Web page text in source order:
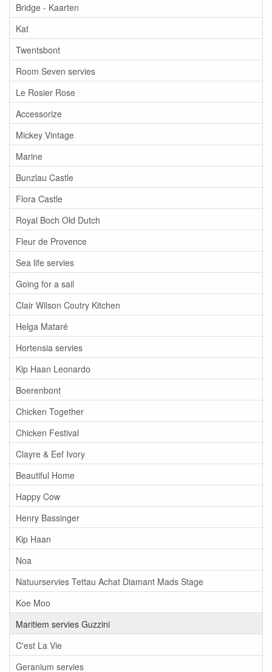
Bridge - Kaarten
Kat
Twentsbont
Room Seven servies
Le Rosier Rose
Accessorize
Mickey Vintage
Marine
Bunzlau Castle
Flora Castle
Royal Boch Old Dutch
Fleur de Provence
Sea life servies
Going for a sail
Clair Wilson Coutry Kitchen
Helga Mataré
Hortensia servies
Kip Haan Leonardo
Boerenbont
Chicken Together
Chicken Festival
Clayre & Eef Ivory
Beautiful Home
Happy Cow
Henry Bassinger
Kip Haan
Noa
Natuurservies Tettau Achat Diamant Mads Stage
Koe Moo
Maritiem servies Guzzini
C'est La Vie
Geranium servies